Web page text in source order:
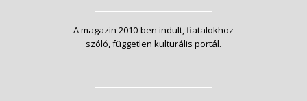
A magazin 2010-ben indult, fiatalokhoz
szóló, független kulturális portál.